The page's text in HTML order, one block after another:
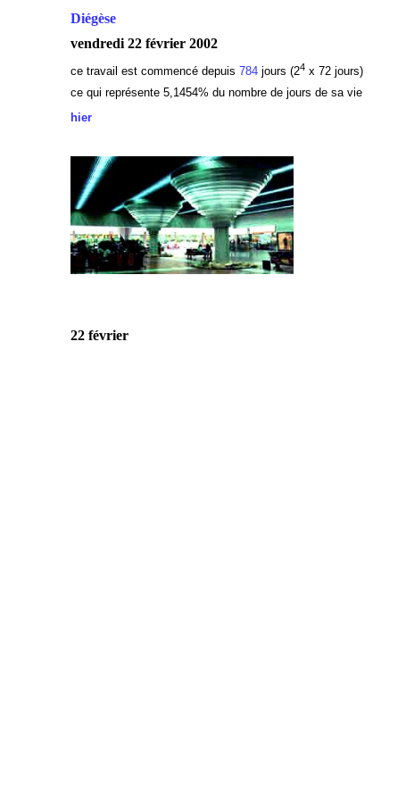
Diégèse
vendredi 22 février 2002
ce travail est commencé depuis 784jours (24x 72 jours)
ce qui représente 5,1454% du nombre de jours de sa vie
hier
22 février